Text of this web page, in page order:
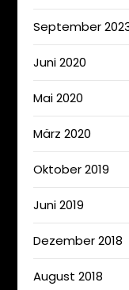
September
Juni 2020
Mai 2020
März 2020
Oktober 2019
Juni 2019
Dezember 2018
August 2018